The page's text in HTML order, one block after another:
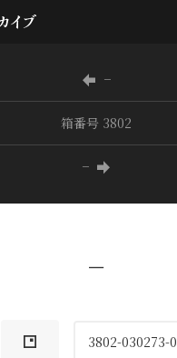
−
箱番号 3802
−
−
3802-030273-0